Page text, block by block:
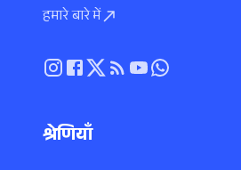
हमारे बारे में
श्रेणियाँ